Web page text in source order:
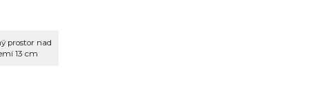
prostor nad
13 cm